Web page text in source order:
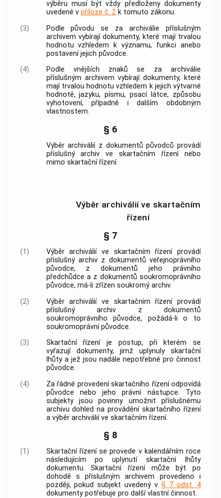
výběru musí být vždy předloženy dokumenty
uvedené v příloze č. 2k tomuto zákonu.
(3)
Podle původu se zaarchiválie příslušným
archivem vybírajídokumenty, které mají trvalou
hodnotu vzhledem k významu, funkci anebo
postavení jejich původce.
(4)
Podle vnějších znaků se za archiválie
příslušným archivem vybírají dokumenty, které
mají trvalou hodnotu vzhledem k jejich výtvarné
hodnotě, jazyku, písmu, psací látce, způsobu
vyhotovení, případně i dalším obdobným
vlastnostem.
§ 6
Výběr archiváliíz dokumentů původců provádí
příslušnýarchiv ve skartačním řízení nebo
mimo skartační řízení.
Výběr archiválií ve skartačním
řízení
§ 7
(1) Výběr archiváliíve skartačním řízení provádí
příslušný archivz dokumentů veřejnoprávního
původce, zdokumentů jeho právního
předchůdce a z dokumentů soukromoprávního
původce, má-li zřízen soukromý archiv.
(2)
Výběr archiváliíve skartačním řízení provádí
příslušný archiv z dokumentů
soukromoprávníhopůvodce, požádá-li o to
soukromoprávnípůvodce.
(3)
Skartační řízení je postup, při kterém se
vyřazují dokumenty, jimž uplynuly skartační
lhůtya jež jsou nadále nepotřebné pro činnost
původce.
(4)
Za řádné provedení skartačního řízení odpovídá
původce nebo jeho právní nástupce. Tyto
subjekty jsou povinny umožnit příslušnému
archivu dohled na provádění skartačního řízení
a výběr archiváliíve skartačním řízení.
§ 8
(1)
Skartační řízení se provede v kalendářním roce
následujícím po uplynutískartační lhůty
dokumentu. Skartační řízení může být po
dohodě s příslušnýmarchivem provedeno i
později, pokud subjekt uvedený v§ 7 odst. 4
dokumentypotřebuje pro další vlastní činnost.